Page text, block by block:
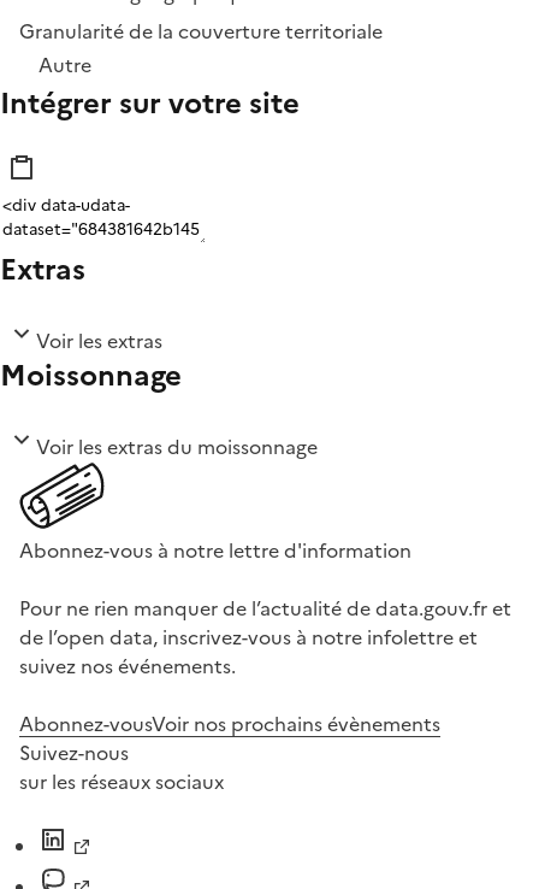
Granularité de la couverture territoriale
Autre
Intégrer sur votre site
Extras
Voir les extras
Moissonnage
Voir les extras du moissonnage
Abonnez-vous à notre lettre d'information
Pour ne rien manquer de l’actualité de data.gouv.fr et
de l’open data, inscrivez-vous à notre infolettre et
suivez nos événements.
Abonnez-vousVoir nos prochains évènements
Suivez-nous
sur les réseaux sociaux